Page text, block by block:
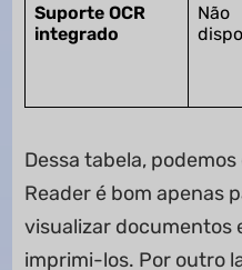
Suporte OCR
integrado
Não
Dessa tabela,
Reader é bom apenas
visualizar documentos
imprimi-los. Por outro